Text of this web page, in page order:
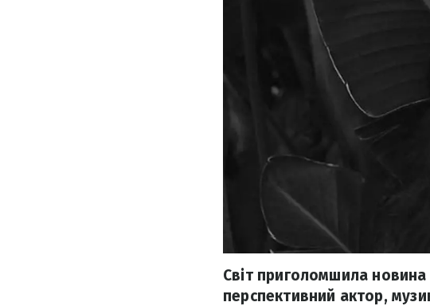
Світ приголомшила новина
перспективний актор,